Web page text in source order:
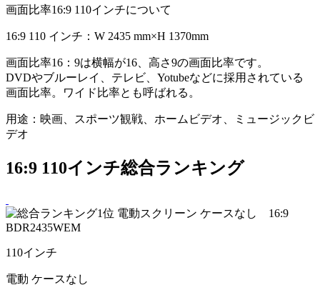
画面比率16:9 110インチについて
16:9 110 インチ：W 2435 mm×H 1370mm
画面比率16：9は横幅が16、高さ9の画面比率です。
DVDやブルーレイ、テレビ、Yotubeなどに採用されている
画面比率。ワイド比率とも呼ばれる。
用途：映画、スポーツ観戦、ホームビデオ、ミュージックビ
デオ
16:9 110インチ総合ランキング
110インチ
電動 ケースなし